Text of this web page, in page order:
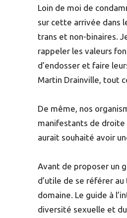
Loin de moi de
sur cette arrivée dans
trans et non-binaires.
rappeler les valeurs
d’endosser et faire
Martin Drainville, tout
De même, nos
manifestants de droite
aurait souhaité avoir
Avant de proposer un
d’utile de se référer
domaine. Le guide à
diversité sexuelle et